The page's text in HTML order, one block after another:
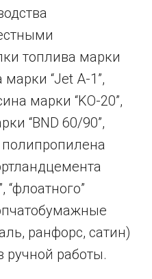
топлива марки
марки “Jet A-1”,
марки “KO-20”,
“BND 60/90”,
полипропилена
“флоатного”
ранфорс, сатин)
ручной работы.